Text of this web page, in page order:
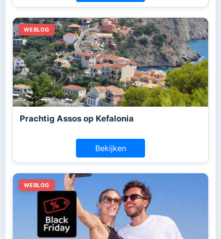
Prachtig Assos op Kefalonia
Bekijken